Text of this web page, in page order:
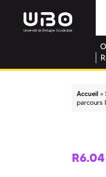
Accueil
parcours